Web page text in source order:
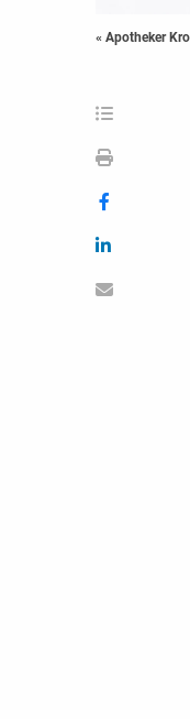
« Apotheker